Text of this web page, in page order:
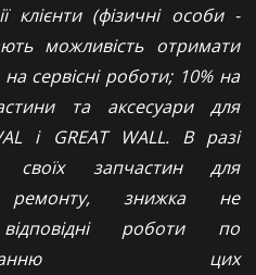
клієнти (фізичні особи -
можливість отримати
сервісні роботи; 10% на
та аксесуари для
і GREAT WALL. В разі
своїх запчастин для
ремонту, знижка не
роботи по
цих